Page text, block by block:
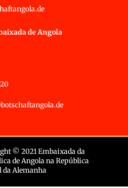
de Angola
© 2021 Embaixada da
de Angola na República
da Alemanha